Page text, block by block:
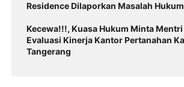
Residence Dilaporkan Masalah Hukum
Kecewa!!!, Kuasa Hukum Minta Mentri
Evaluasi Kinerja Kantor Pertanahan
Tangerang